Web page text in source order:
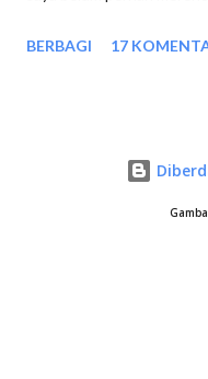
gaji, namun tetap saja
BERBAGI 17